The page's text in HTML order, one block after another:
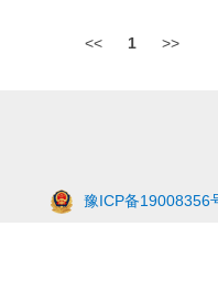
<< 1 >>
豫ICP备19008356